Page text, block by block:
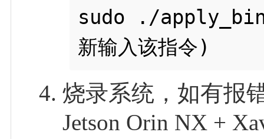
sudo ./
烧录系统，如有报
Jetson Orin NX +